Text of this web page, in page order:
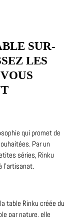
SUR-
LES
qui promet de
Par un
séries, Rinku
l’artisanat.
table Rinku créée du
par nature, elle